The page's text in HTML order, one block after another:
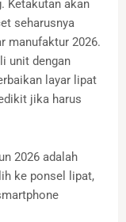
Ketakutan akan
seharusnya
manufaktur 2026.
unit dengan
layar lipat
jika harus
2026 adalah
ke ponsel lipat,